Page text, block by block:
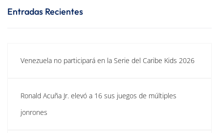
Entradas Recientes
Venezuela no participará en la Serie del Caribe Kids 2026
Ronald Acuña Jr. elevó a 16 sus juegos de múltiples
jonrones